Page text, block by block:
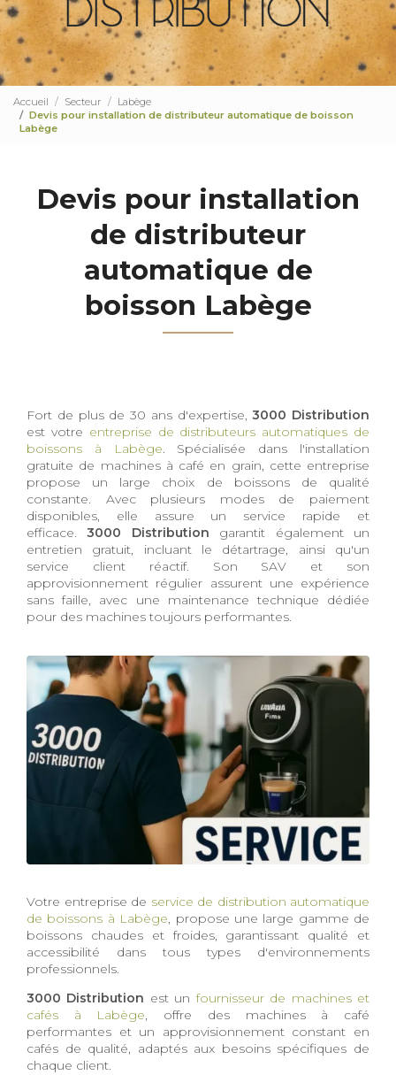
Accueil Secteur
Labège
Devis pour installation de distributeur automatique de boisson
Labège
Devis pour installation
de distributeur
automatique de
boisson Labège
Fort de plus de 30 ans d'expertise,3000 Distribution
est votre entreprise de distributeurs automatiques de
boissons à Labège. Spécialisée dans l'installation
gratuite de machines à café en grain, cette entreprise
propose un large choix de boissons de qualité
constante. Avec plusieurs modes de paiement
disponibles, elle assure un service rapide et
efficace.3000 Distribution garantit également un
entretien gratuit, incluant le détartrage, ainsi qu'un
service client réactif. Son SAV et son
approvisionnement régulier assurent une expérience
sans faille, avec une maintenance technique dédiée
pour des machines toujours performantes.
Votre entreprise de service de distribution automatique
de boissons à Labège, propose une large gamme de
boissons chaudes et froides, garantissant qualité et
accessibilité dans tous types d'environnements
professionnels.
3000 Distribution est un fournisseur de machines et
cafés à Labège, offre des machines à café
performantes et un approvisionnement constant en
cafés de qualité, adaptés aux besoins spécifiques de
chaque client.